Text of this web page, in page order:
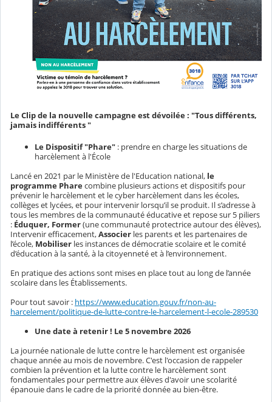
Le Clip de la nouvelle campagne est dévoilée : "Tous différents,
jamais indifférents "
Le Dispositif "Phare" : prendre en charge les situations de
harcèlement à l'École
Lancé en 2021 par le Ministère de l'Education national, le
programme Pharecombine plusieurs actions et dispositifs pour
prévenir le harcèlement et le cyber harcèlement dans les écoles,
collèges et lycées, et pour intervenir lorsqu’il se produit. Il s’adresse à
tous les membres de la communauté éducative et repose sur 5 piliers
: Éduquer, Former(une communauté protectrice autour des élèves),
Intervenir efficacement,Associer les parents et les partenaires de
l’école, Mobiliser les instances de démocratie scolaire et le comité
d’éducation à la santé, à la citoyenneté et à l’environnement.
En pratique des actions sont mises en place tout au long de l’année
scolaire dans les Établissements.
Pour tout savoir : https://www.education.gouv.fr/non-au-
harcelement/politique-de-lutte-contre-le-harcelement-l-ecole-289530
Une date à retenir ! Le 5 novembre 2026
La journée nationale de lutte contre le harcèlement est organisée
chaque année au mois de novembre. C'est l'occasion de rappeler
combien la prévention et la lutte contre le harcèlement sont
fondamentales pour permettre aux élèves d'avoir une scolarité
épanouie dans le cadre de la priorité donnée au bien-être.